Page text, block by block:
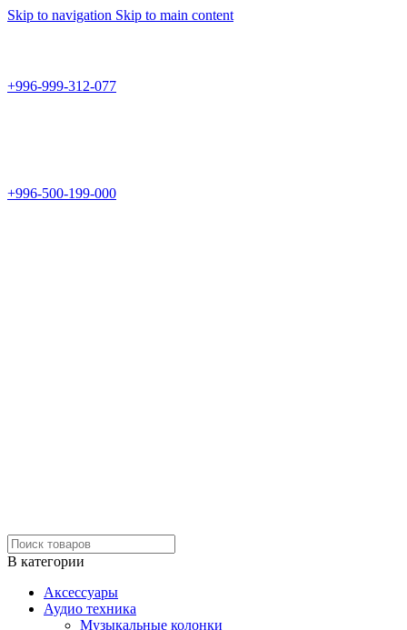
Skip to navigation Skip to main content
+996-999-312-077
+996-500-199-000
В категории
Аксессуары
Аудио техника
Музыкальные колонки